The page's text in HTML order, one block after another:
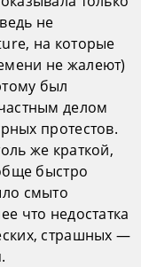
не
на которые
не жалеют)
был
делом
протестов.
же краткой,
быстро
смыто
что недостатка
страшных —